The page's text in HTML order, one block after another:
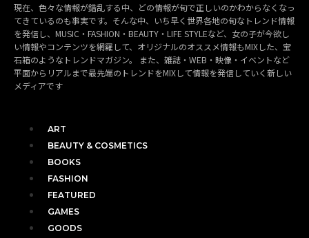
現在、色々な情報が錯乱する中、どの情報が旬で正しいのかわからなくなっ
てきているのも事実です。そんな中、いち早く世界各地の旬なトレンド情報
を発信し、MUSIC・FASHION・BEAUTY・LIFE STYLEなど、女の子が今欲し
い情報やコンテンツを網羅して、オリジナルのオススメ情報もMIXした、宝
石箱のようなトレンドマガジン。 また、雑誌・WEB・映像・イベントなど
平面からリアルまで最先端のトレンドをMIXして情報を発信していく新しい
メディアです
ART
BEAUTY & COSMETICS
BOOKS
FASHION
FEATURED
GAMES
GOODS